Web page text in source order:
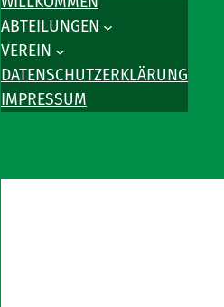
ABTEILUNGEN
VEREIN
DATENSCHUTZERKLÄRUNG
IMPRESSUM